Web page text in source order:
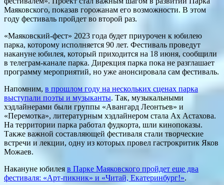
Маяковского, показав горожанам его возможности. В этом
году фестиваль пройдет во второй раз.
«Маяковский-фест» 2023 года будет приурочен к юбилею
парка, которому исполняется 90 лет. Фестиваль проведут
накануне юбилея, который приходится на 18 июня, сообщили
в телеграм-канале парка. Дирекция парка пока не разглашает
программу мероприятий, но уже анонсировала сам фестиваль.
Напомним, в прошлом году на нескольких сценах парка
выступали поэты и музыканты. Так, музыкальными
хэдлайнерами были группы «Авангард Леонтьев» и
«Перемотка», литературным хэдлайнером стала Ах Астахова.
На территории парка работал фудкорта, шли кинопоказы.
Также важной составляющей фестиваля стали творческие
встречи и лекции, одну из которых провел гастрокритик Яков
Можаев.
Накануне юбилея в Парке Маяковского пройдет еще два
фестиваля: «Арт-пикник» и «Читай, Екатеринбург!».